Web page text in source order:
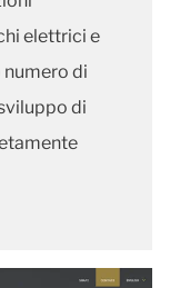
elettrici e
di
di